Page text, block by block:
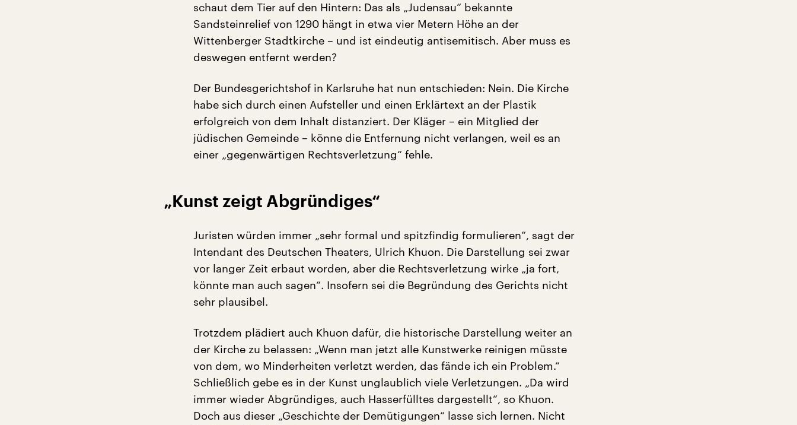
schaut dem Tier auf den Hintern: Das als „Judensau“ bekannte
Sandsteinrelief von 1290 hängt in etwa vier Metern Höhe an der
Wittenberger Stadtkirche – und ist eindeutig antisemitisch. Aber muss es
deswegen entfernt werden?
Der Bundesgerichtshof in Karlsruhe hat nun entschieden: Nein. Die Kirche
habe sich durch einen Aufsteller und einen Erklärtext an der Plastik
erfolgreich von dem Inhalt distanziert. Der Kläger – ein Mitglied der
jüdischen Gemeinde – könne die Entfernung nicht verlangen, weil es an
einer „gegenwärtigen Rechtsverletzung“ fehle.
„Kunst zeigt Abgründiges“
Juristen würden immer „sehr formal und spitzfindig formulieren“, sagt der
Intendant des Deutschen Theaters, Ulrich Khuon. Die Darstellung sei zwar
vor langer Zeit erbaut worden, aber die Rechtsverletzung wirke „ja fort,
könnte man auch sagen“. Insofern sei die Begründung des Gerichts nicht
sehr plausibel.
Trotzdem plädiert auch Khuon dafür, die historische Darstellung weiter an
der Kirche zu belassen: „Wenn man jetzt alle Kunstwerke reinigen müsste
von dem, wo Minderheiten verletzt werden, das fände ich ein Problem.“
Schließlich gebe es in der Kunst unglaublich viele Verletzungen. „Da wird
immer wieder Abgründiges, auch Hasserfülltes dargestellt“, so Khuon.
Doch aus dieser „Geschichte der Demütigungen“ lasse sich lernen. Nicht